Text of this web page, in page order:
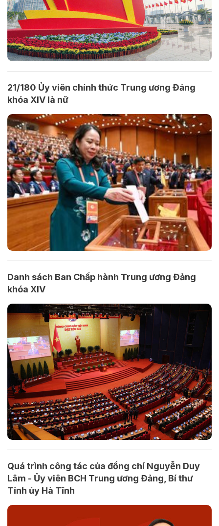
21/180 Ủy viên chính thức Trung ương Đảng
khóa XIV là nữ
Danh sách Ban Chấp hành Trung ương Đảng
khóa XIV
Quá trình công tác của đồng chí Nguyễn Duy
Lâm - Ủy viên BCH Trung ương Đảng, Bí thư
Tỉnh ủy Hà Tĩnh